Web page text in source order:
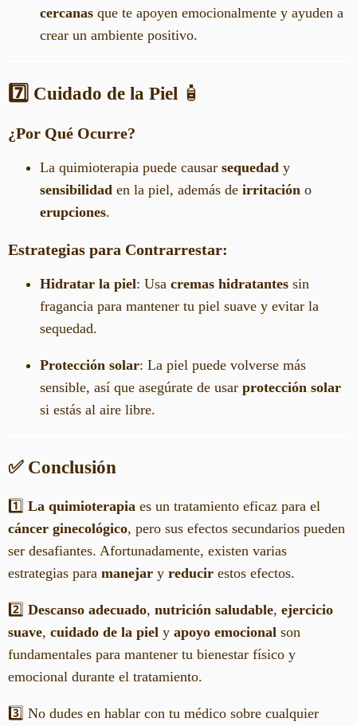
cercanas que te apoyen emocionalmente y ayuden a
crear un ambiente positivo.
7️⃣ Cuidado de la Piel 🧴
¿Por Qué Ocurre?
La quimioterapia puede causar sequedad y
sensibilidad en la piel, además de irritación o
erupciones.
Estrategias para Contrarrestar:
Hidratar la piel: Usa cremas hidratantes sin
fragancia para mantener tu piel suave y evitar la
sequedad.
Protección solar: La piel puede volverse más
sensible, así que asegúrate de usar protección solar
si estás al aire libre.
✅ Conclusión
1️⃣ La quimioterapia es un tratamiento eficaz para el
cáncer ginecológico, pero sus efectos secundarios pueden
ser desafiantes. Afortunadamente, existen varias
estrategias para manejar y reducir estos efectos.
2️⃣ Descanso adecuado, nutrición saludable, ejercicio
suave, cuidado de la piel y apoyo emocional son
fundamentales para mantener tu bienestar físico y
emocional durante el tratamiento.
3️⃣ No dudes en hablar con tu médico sobre cualquier